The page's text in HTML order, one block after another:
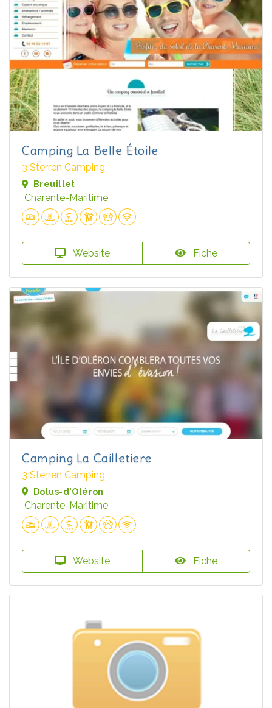
Camping La Belle Étoile
3 Sterren Camping
Breuillet
Charente-Maritime
Website Fiche
Camping La Cailletiere
3 Sterren Camping
Dolus-d'Oléron
Charente-Maritime
Website Fiche